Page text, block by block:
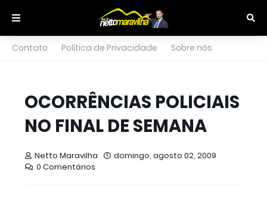
Contato Política de Privacidade Sobre nós
OCORRÊNCIAS POLICIAIS
NO FINAL DE SEMANA
Netto Maravilha
domingo, agosto 02, 2009
0 Comentários